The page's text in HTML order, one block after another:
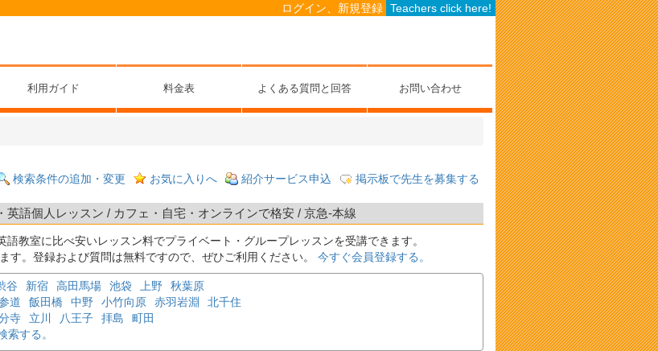
ログイン、新規登録 Teachers click here!
利用ガイド 料金表 よくある質問と回答 お問い合わせ
検索条件の追加・変更 お気に入りへ 紹介サービス申込 掲示板で先生を募集する
語個人レッスン / カフェ・自宅・オンラインで格安 / 京急-本線
語教室に比べ安いレッスン料でプライベート・グループレッスンを受講できます。
す。登録および質問は無料ですので、ぜひご利用ください。 今すぐ会員登録する。
谷 新宿 高田馬場 池袋 上野
秋葉原
道 飯田橋 中野 小竹向原 赤羽岩淵
北千住
寺 立川 八王子 拝島
町田
索する。